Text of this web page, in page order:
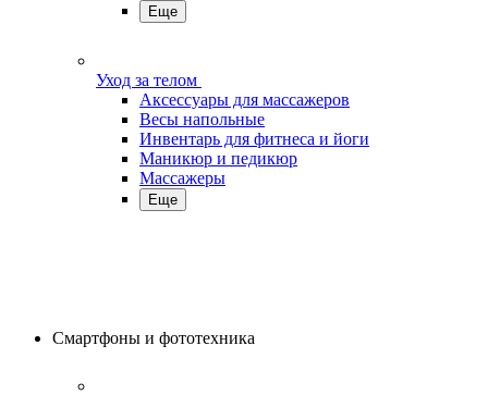
Еще
Уход за телом
Аксессуары для массажеров
Весы напольные
Инвентарь для фитнеса и йоги
Маникюр и педикюр
Массажеры
Еще
Смартфоны и фототехника